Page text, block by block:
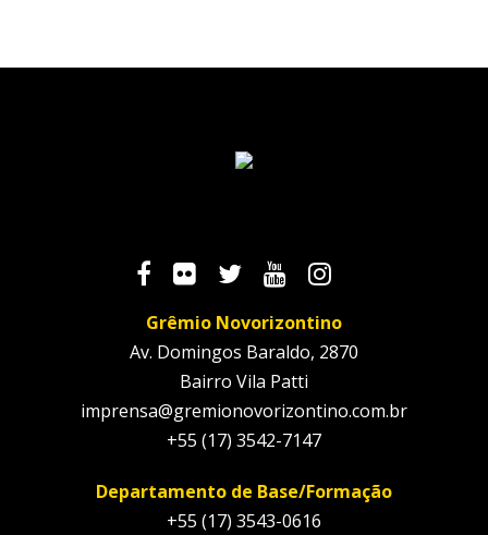
Grêmio Novorizontino
Av. Domingos Baraldo, 2870
Bairro Vila Patti
imprensa@gremionovorizontino.com.br
+55 (17) 3542-7147
Departamento de Base/Formação
+55 (17) 3543-0616